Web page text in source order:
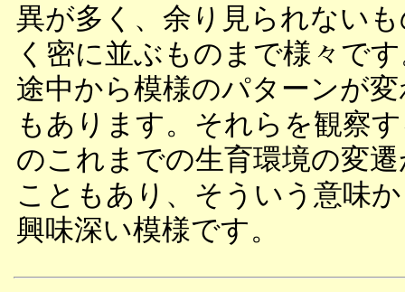
異が多く、余り見られない
く密に並ぶものまで様々で
途中から模様のパターンが
もあります。それらを観察
のこれまでの生育環境の変
こともあり、そういう意味
興味深い模様です。